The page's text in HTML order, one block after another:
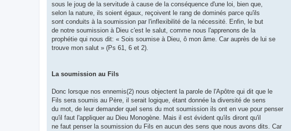
sous le joug de la servitude à cause de la conséquence d'une loi, bien que,
selon la nature, ils soient égaux, reçoivent le rang de dominés parce qu'ils
sont conduits à la soumission par l'inflexibilité de la nécessité. Enfin, le but
de notre soumission à Dieu c'est le salut, comme nous l'apprenons de la
prophétie qui nous dit: « Sois soumise à Dieu, ô mon âme. Car auprès de lui se
trouve mon salut » (Ps 61, 6 et 2).
La soumission au Fils
Donc lorsque nos ennemis(2) nous objectent la parole de l'Apôtre qui dit que le
Fils sera soumis au Père, il serait logique, étant donnée la diversité de sens
du mot, de leur demander quel sens du mot soumission ils ont en vue pour penser
qu'il faut l'appliquer au Dieu Monogène. Mais il est évident qu'ils diront qu'il
ne faut penser la soumission du Fils en aucun des sens que nous avons dits. Car